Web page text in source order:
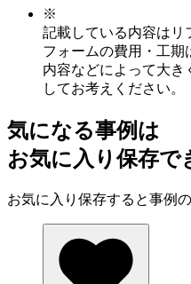
※
記載している内容はリ
フォームの費用・工期
内容などによって大き
してお考えください。
気になる事例は
お気に入り保存で
お気に入り保存すると事例